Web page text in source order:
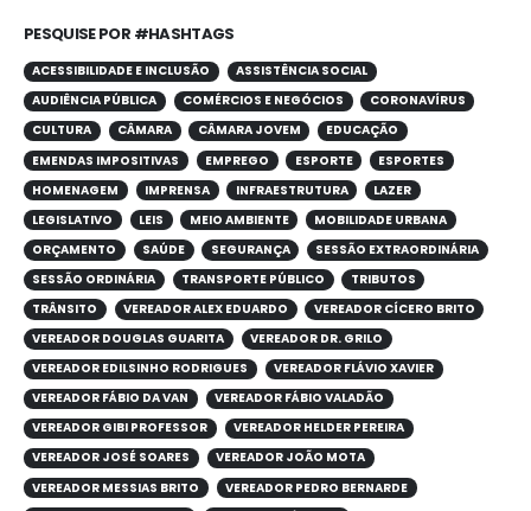
PESQUISE POR #HASHTAGS
ACESSIBILIDADE E INCLUSÃO
ASSISTÊNCIA SOCIAL
AUDIÊNCIA PÚBLICA
COMÉRCIOS E NEGÓCIOS
CORONAVÍRUS
CULTURA
CÂMARA CÂMARA JOVEM
EDUCAÇÃO
EMENDAS IMPOSITIVAS
EMPREGO ESPORTE
ESPORTES
HOMENAGEM
IMPRENSA INFRAESTRUTURA
LAZER
LEGISLATIVO
LEIS MEIO AMBIENTE
MOBILIDADE URBANA
ORÇAMENTO
SAÚDE SEGURANÇA
SESSÃO EXTRAORDINÁRIA
SESSÃO ORDINÁRIA
TRANSPORTE PÚBLICO
TRIBUTOS
TRÂNSITO
VEREADOR ALEX EDUARDO
VEREADOR CÍCERO BRITO
VEREADOR DOUGLAS GUARITA
VEREADOR DR. GRILO
VEREADOR EDILSINHO RODRIGUES
VEREADOR FLÁVIO XAVIER
VEREADOR FÁBIO DA VAN
VEREADOR FÁBIO VALADÃO
VEREADOR GIBI PROFESSOR
VEREADOR HELDER PEREIRA
VEREADOR JOSÉ SOARES
VEREADOR JOÃO MOTA
VEREADOR MESSIAS BRITO
VEREADOR PEDRO BERNARDE